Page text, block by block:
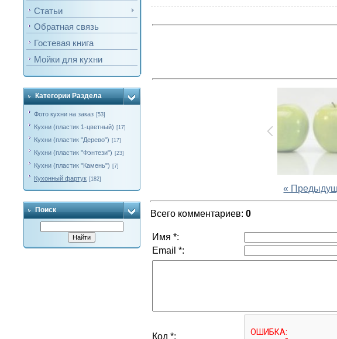
Статьи
Обратная связь
Гостевая книга
Мойки для кухни
Категории Раздела
Фото кухни на заказ [53]
Кухни (пластик 1-цветный) [17]
Кухни (пластик "Дерево") [17]
Кухни (пластик "Фэнтези") [23]
Кухни (пластик "Камень") [7]
Кухонный фартук [182]
Поиск
«
Всего комментариев: 0
Имя *:
Email *:
Код *: